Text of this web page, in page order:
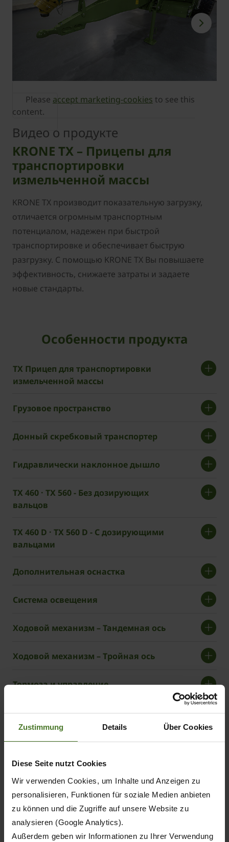
Zustimmung Details Über Cookies
Diese Seite nutzt Cookies
Wir verwenden Cookies, um Inhalte und Anzeigen zu
personalisieren, Funktionen für soziale Medien anbieten
zu können und die Zugriffe auf unsere Website zu
analysieren (Google Analytics).
Außerdem geben wir Informationen zu Ihrer Verwendung
Please accept marketing-cookies to see this
content.
Видео о продукте
KRONE TX – Прицепы для
транспортировки
измельченной массы
KRONE TX производит показательную загрузку,
отличается огромным транспортным
потенциалом, надежен при быстрой
транспортировке и обеспечивает быструю
разгрузку. С помощью KRONE TX Вы повышаете
эффективность, снижаете затраты и задаете
новые стандарты.
Особенности продукта
TX Прицеп для транспортировки
измельченной массы
Грузовое пространство
Донный скребковый транспортер
Гидравлически наклонное дышло
TX 460 · TX 560 - Без дозирующих
вальцов
TX 460 D · TX 560 D - С дозирующими
вальцами
Дополнительная оснастка
Система освещения
Ходовой механизм – Тандемная ось
Ходовой механизм – Тройная ось
Тормоза и управление
Концепция управления
Подходящая модель для
любого вида работ
TX
460
TX
460
D
TX
560
TX
560
Прицепы для транспортировки измельченной массы